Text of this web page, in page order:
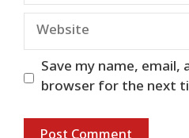
Website
Save my name, email,
browser for the next